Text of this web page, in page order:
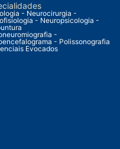
- Neurocirurgia -
- Neuropsicologia -
-
- Polissonografia
Evocados